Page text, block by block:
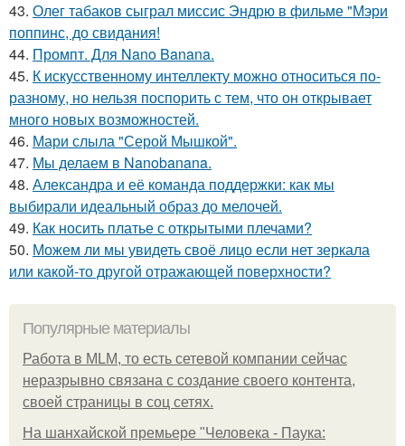
43. Олег табаков сыграл миссис Эндрю в фильме "Мэри
поппинс, до свидания!
44. Промпт. Для Nano Banana.
45. К искусственному интеллекту можно относиться по-
разному, но нельзя поспорить с тем, что он открывает
много новых возможностей.
46. Мари слыла "Серой Мышкой".
47. Мы делаем в Nanobanana.
48. Александра и её команда поддержки: как мы
выбирали идеальный образ до мелочей.
49. Как носить платье с открытыми плечами?
50. Можем ли мы увидеть своё лицо если нет зеркала
или какой-то другой отражающей поверхности?
Популярные материалы
Работа в MLM, то есть сетевой компании сейчас
неразрывно связана с создание своего контента,
своей страницы в соц сетях.
На шанхайской премьере "Человека - Паука: